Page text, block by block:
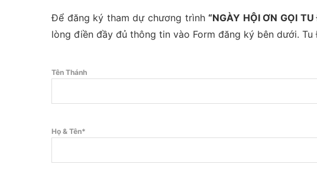
Để đăng ký tham dự chương trình“NGÀY HỘI ƠN GỌI
lòng điền đầy đủ thông tin vào Form đăng ký bên dưới.
Tên Thánh
Họ & Tên*